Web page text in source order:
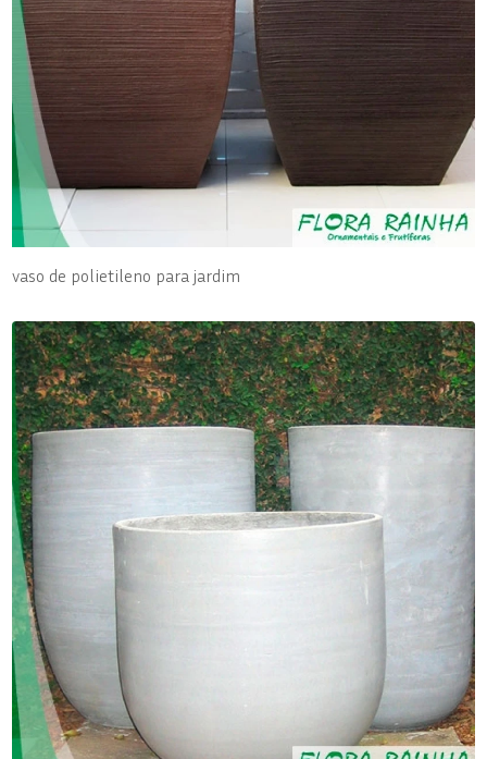
vaso de polietileno para jardim